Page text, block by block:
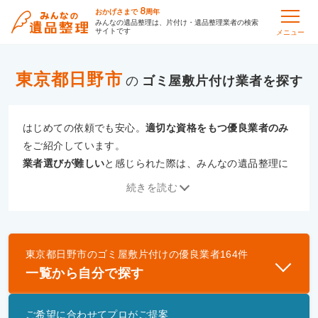
おかげさまで 8周年
みんなの遺品整理は、片付け・遺品整理業者の検索
サイトです
メニュー
東京都日野市 の ゴミ屋敷片付け
はじめての依頼でも安心。適切な資格をもつ優良業者のみ
をご紹介しています。
業者選びが難しいと感じられた際は、みんなの遺品整理に
優良業者とは
一般財団法人遺品整理認定協会、および一般社団法
続きを読む
東京都日野市のゴミ屋敷片付けの優良業者164件
一覧から自分で探す
ご希望に合わせてプロがご提案